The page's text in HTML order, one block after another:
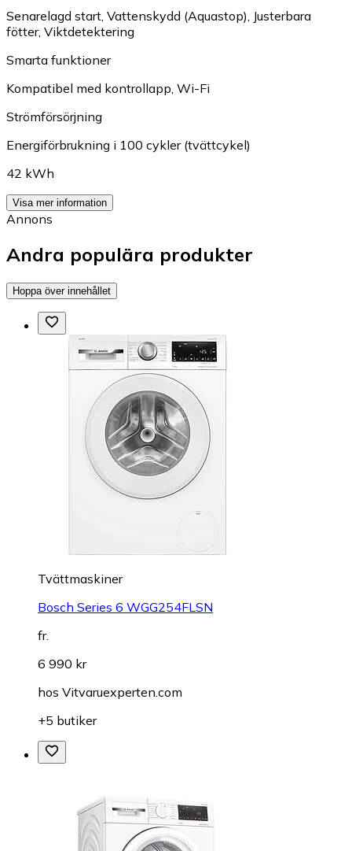
Senarelagd start, Vattenskydd (Aquastop), Justerbara
fötter, Viktdetektering
Smarta funktioner
Kompatibel med kontrollapp, Wi-Fi
Strömförsörjning
Energiförbrukning i 100 cykler (tvättcykel)
42 kWh
Visa mer information
Annons
Andra populära produkter
Hoppa över innehållet
Tvättmaskiner
Bosch Series 6 WGG254FLSN
fr.
6 990 kr
hos Vitvaruexperten.com
+5 butiker